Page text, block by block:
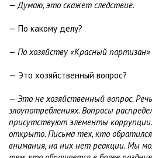
— Думаю, это скажет следствие.
— По какому делу?
— По хозяйству «Красный партизан»
— Это хозяйственный вопрос?
— Это не хозяйственный вопрос.
злоупотреблениях. Вопросы
присутствуют элементы коррупции.
открыто. Письма тех, кто
внимания, на них нет реакции. Мы